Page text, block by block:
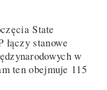
State
łączy stanowe
w
ten obejmuje 115